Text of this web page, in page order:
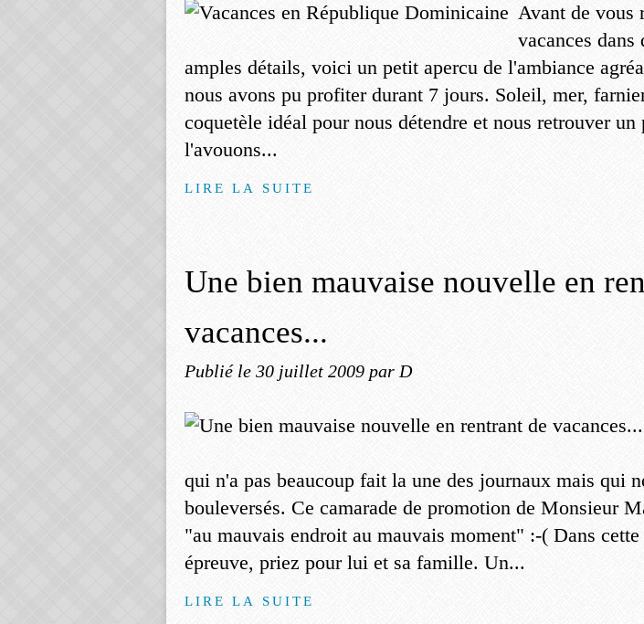
Avant de vous
vacances dans
amples détails, voici un petit apercu de l'ambiance
nous avons pu profiter durant 7 jours. Soleil, mer,
coquetèle idéal pour nous détendre et nous retrouver un
l'avouons...
LIRE LA SUITE
Une bien mauvaise nouvelle en
vacances...
Publié le 30 juillet 2009 par D
qui n'a pas beaucoup fait la une des journaux mais qui
bouleversés. Ce camarade de promotion de Monsieur
"au mauvais endroit au mauvais moment" :-( Dans cette
épreuve, priez pour lui et sa famille. Un...
LIRE LA SUITE